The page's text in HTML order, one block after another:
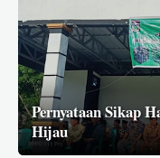
Pernyataan Sikap
Hijau